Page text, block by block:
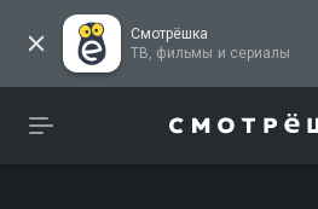
Смотрёшка
ТВ, фильмы и сериалы